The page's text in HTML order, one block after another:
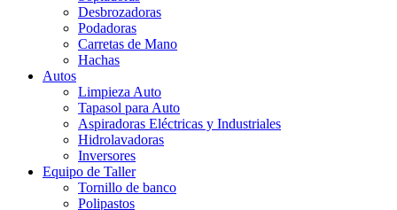
Desbrozadoras
Podadoras
Carretas de Mano
Hachas
Autos
Limpieza Auto
Tapasol para Auto
Aspiradoras Eléctricas y Industriales
Hidrolavadoras
Inversores
Equipo de Taller
Tornillo de banco
Polipastos